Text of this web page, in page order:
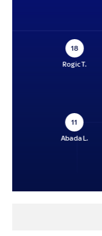
18
Rogic T.
11
Abada L.